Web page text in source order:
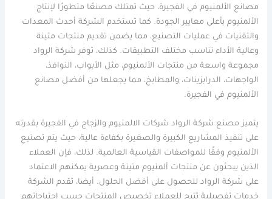
مصانع الألمنيوم في الفجيرة، حيث تمتلك مصنعًا متطورًا لإنتاج
الألمنيوم بأعلى معايير الجودة. كما تستخدم الشركة أحدث المعدات
والتقنيات في عمليات التصنيع، مما يضمن تقديم منتجات متينة
وعالية الأداء تناسب مختلف التطبيقات. كذلك، توفر شركة الرواد
مجموعة واسعة من منتجات الألمنيوم، مثل الأبواب، النوافذ،
الواجهات، الدرابزينات، والمطابخ، مما يجعلها من أفضل مصانع
الألمنيوم في الفجيرة.
يتميز مصنع شركة الرواد شركات الالمنيوم والزجاج في الفجيرة بقدرته
على تنفيذ المشاريع الكبيرة والصغيرة بكفاءة عالية، حيث يتم تصنيع
الألمنيوم وفقًا للمواصفات القياسية العالمية. لذلك، فإن العملاء
الذين يبحثون عن منتجات ألمنيوم متينة وعصرية يمكنهم الاعتماد
على شركة الرواد للحصول على أفضل الحلول. أيضا، تقدم الشركة
خدمات تفصيلية تتيح للعملاء تخصيص المنتجات حسب احتياجاتهم